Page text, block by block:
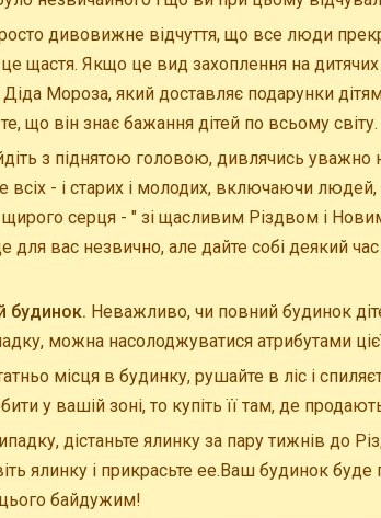
дивовижне відчуття, що все люди
щастя. Якщо це вид захоплення на дитячих
Мороза, який доставляє подарунки
що він знає бажання дітей по всьому світу.
з піднятою головою, дивлячись уважно
всіх - і старих і молодих, включаючи людей,
щирого серця - " зі щасливим Різдвом і
для вас незвично, але дайте собі деякий час
будинок. Неважливо, чи повний будинок
можна насолоджуватися атрибутами
місця в будинку, рушайте в ліс і
у вашій зоні, то купіть її там, де
дістаньте ялинку за пару тижнів до
ялинку і прикрасьте ее.Ваш будинок
байдужим!